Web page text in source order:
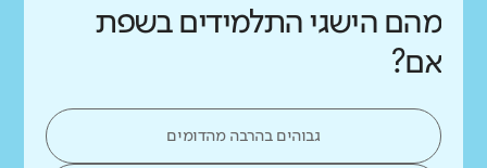
מהם הישגי התלמידים בשפת
אם?
גבוהים בהרבה מהדומים